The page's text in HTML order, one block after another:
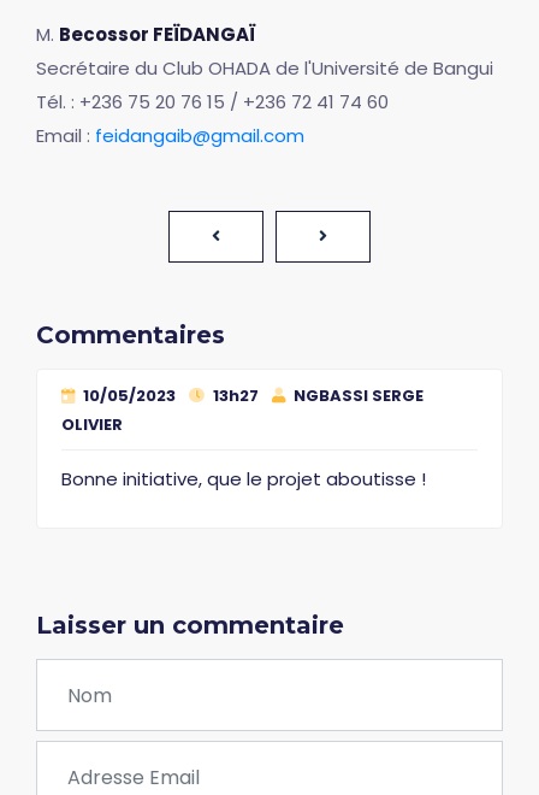
M. Becossor FEÏDANGAÏ
Secrétaire du Club OHADA de l'Université de Bangui
Tél. : +236 75 20 76 15 / +236 72 41 74 60
Email : feidangaib@gmail.com
Commentaires
10/05/2023 13h27
NGBASSI SERGE
OLIVIER
Bonne initiative, que le projet aboutisse !
Laisser un commentaire